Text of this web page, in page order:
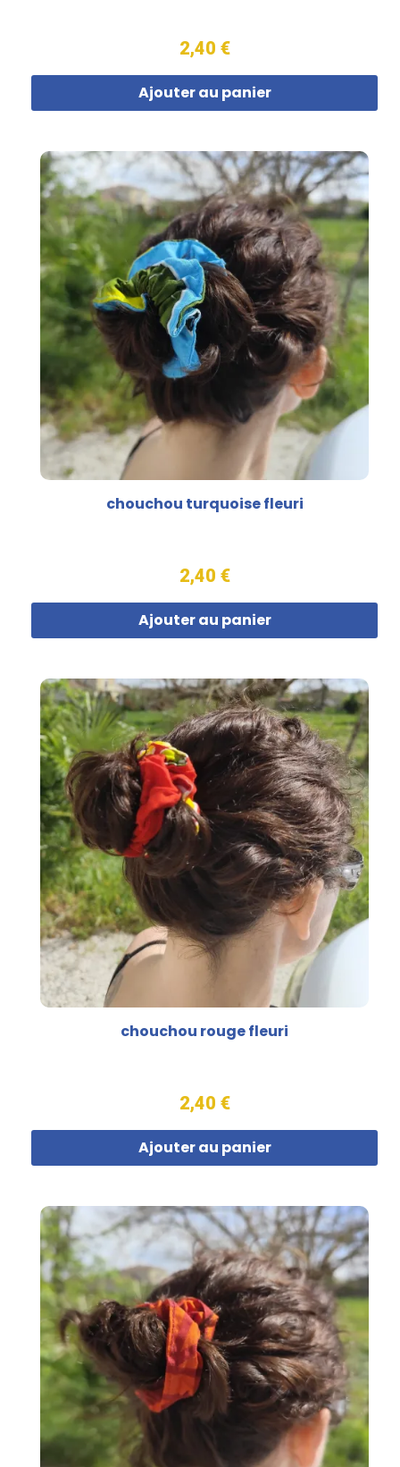
2,40 €
Ajouter au panier
chouchou turquoise fleuri
2,40 €
Ajouter au panier
chouchou rouge fleuri
2,40 €
Ajouter au panier